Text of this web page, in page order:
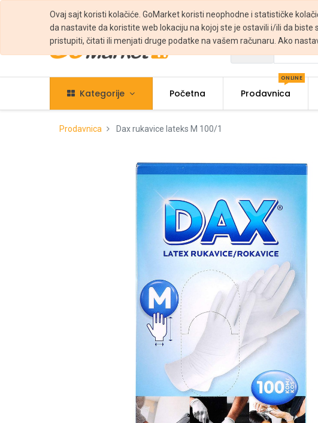
Ovaj sajt koristi kolačiće. GoMarket koristi neophodne i statističke
da nastavite da koristite web lokaciju na kojoj ste je ostavili i/ili da
pristupiti, čitati ili menjati druge podatke na vašem računaru. Ako
Kategorije Početna Prodavnica
ONLINE
Prodavnica Dax rukavice lateks M 100/1